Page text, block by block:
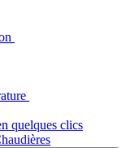
quelques clics